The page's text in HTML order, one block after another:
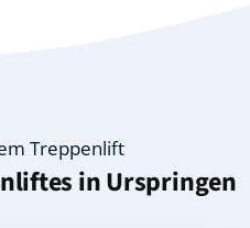
Treppenlift
inUrspringen